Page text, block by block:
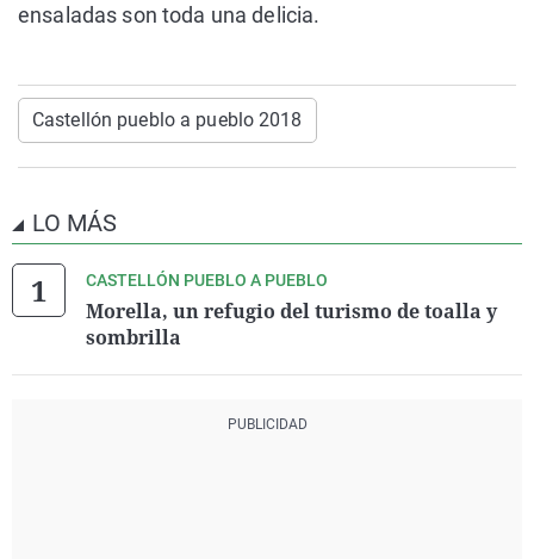
ensaladas son toda una delicia.
Castellón pueblo a pueblo 2018
LO MÁS
CASTELLÓN PUEBLO A PUEBLO
Morella, un refugio del turismo de toalla y
sombrilla